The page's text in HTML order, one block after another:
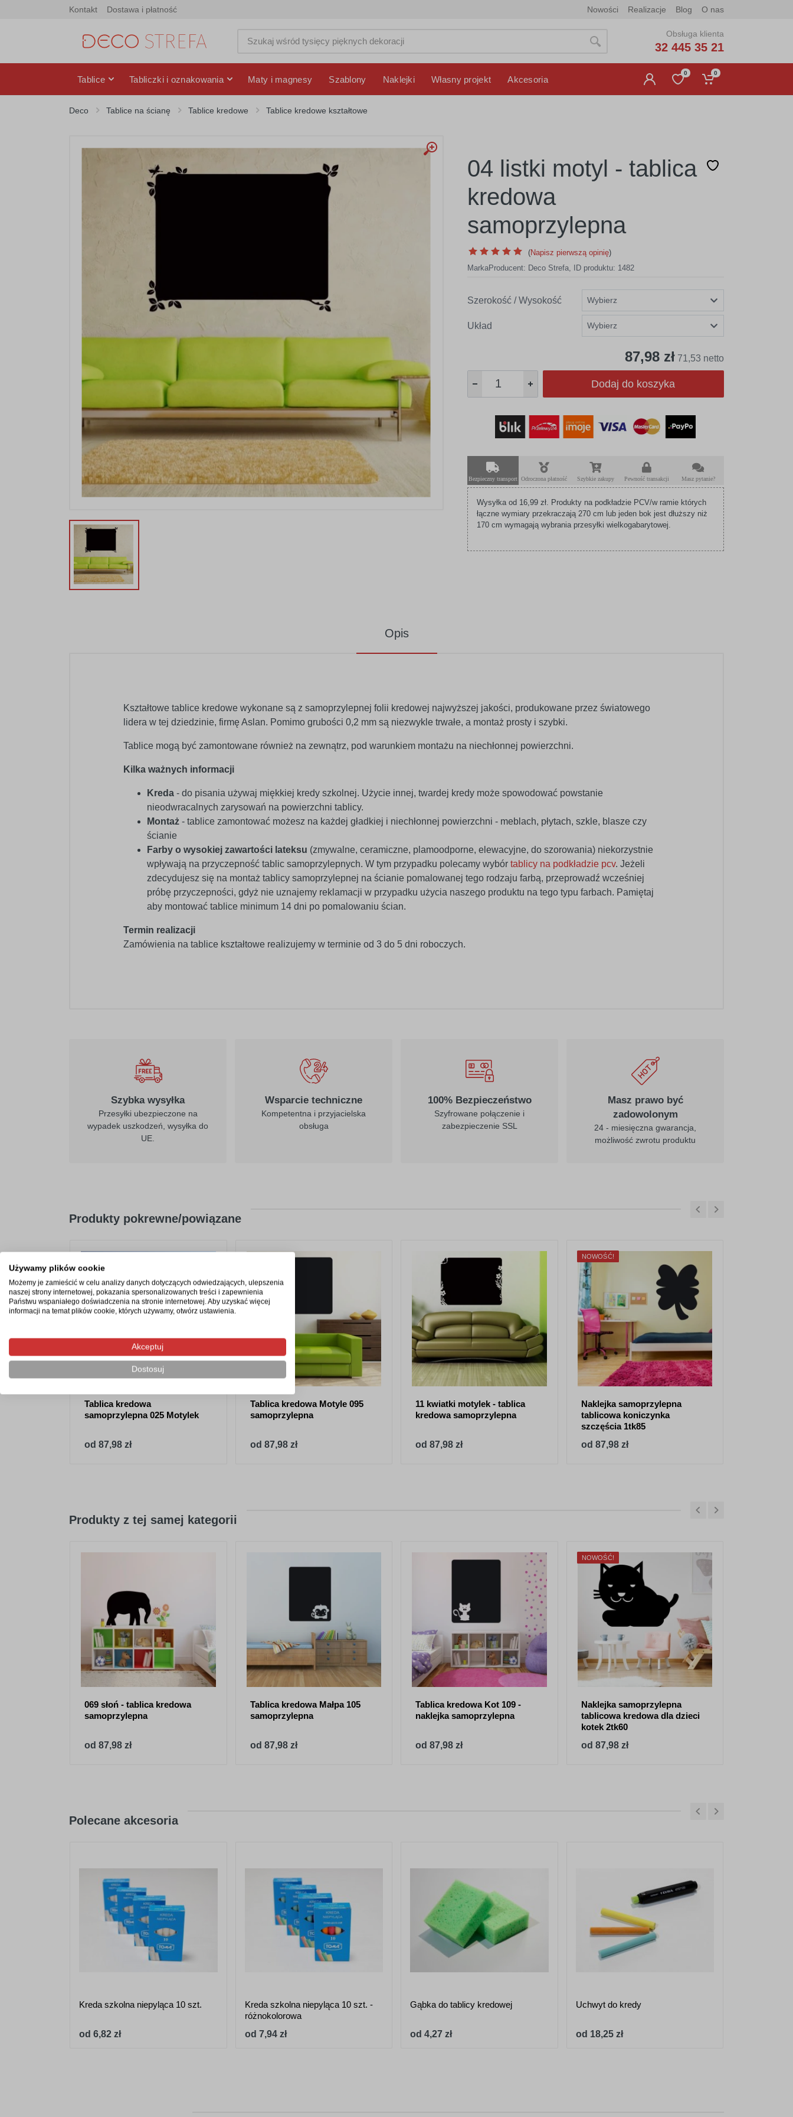
Kontakt Dostawa i płatność Nowości Realizacje Blog O nas
Obsługa klienta
32 445 35 21
Tablice Tabliczki i oznakowania Maty i magnesy Szablony Naklejki Własny projekt Akcesoria
0 0
Deco Tablice na ścianę Tablice kredowe Tablice kredowe kształtowe
04 listki motyl - tablica
kredowa
samoprzylepna
(Napisz pierwszą opinię)
MarkaProducent: Deco Strefa, ID produktu: 1482
Szerokość / Wysokość
Układ
87,98 zł 71,53 netto
Dodaj do koszyka
Bezpieczny transport Odroczona płatność Szybkie zakupy Pewność transakcji Masz pytanie?
Wysyłka od 16,99 zł. Produkty na podkładzie PCV/w ramie których
łączne wymiary przekraczają 270 cm lub jeden bok jest dłuższy niż
170 cm wymagają wybrania przesyłki wielkogabarytowej.
Opis
Kształtowe tablice kredowe wykonane są z samoprzylepnej folii kredowej najwyższej jakości, produkowane przez światowego
lidera w tej dziedzinie, firmę Aslan. Pomimo grubości 0,2 mm są niezwykle trwałe, a montaż prosty i szybki.
Tablice mogą być zamontowane również na zewnątrz, pod warunkiem montażu na niechłonnej powierzchni.
Kilka ważnych informacji
Kreda - do pisania używaj miękkiej kredy szkolnej. Użycie innej, twardej kredy może spowodować powstanie
nieodwracalnych zarysowań na powierzchni tablicy.
Montaż - tablice zamontować możesz na każdej gładkiej i niechłonnej powierzchni - meblach, płytach, szkle, blasze czy
ścianie
Farby o wysokiej zawartości lateksu (zmywalne, ceramiczne, plamoodporne, elewacyjne, do szorowania) niekorzystnie
wpływają na przyczepność tablic samoprzylepnych. W tym przypadku polecamy wybór tablicy na podkładzie pcv. Jeżeli
zdecydujesz się na montaż tablicy samoprzylepnej na ścianie pomalowanej tego rodzaju farbą, przeprowadź wcześniej
próbę przyczepności, gdyż nie uznajemy reklamacji w przypadku użycia naszego produktu na tego typu farbach. Pamiętaj
aby montować tablice minimum 14 dni po pomalowaniu ścian.
Termin realizacji
Zamówienia na tablice kształtowe realizujemy w terminie od 3 do 5 dni roboczych.
Szybka wysyłka
Przesyłki ubezpieczone na
wypadek uszkodzeń, wysyłka do
UE.
Wsparcie techniczne
Kompetentna i przyjacielska
obsługa
100% Bezpieczeństwo
Szyfrowane połączenie i
zabezpieczenie SSL
Masz prawo być
zadowolonym
24 - miesięczna gwarancja,
możliwość zwrotu produktu
Produkty pokrewne/powiązane
Tablica kredowa
samoprzylepna 025 Motylek
od 87,98 zł
Tablica kredowa Motyle 095
samoprzylepna
od 87,98 zł
11 kwiatki motylek - tablica
kredowa samoprzylepna
od 87,98 zł
NOWOŚĆ!
Naklejka samoprzylepna
tablicowa koniczynka
szczęścia 1tk85
od 87,98 zł
Produkty z tej samej kategorii
069 słoń - tablica kredowa
samoprzylepna
od 87,98 zł
Tablica kredowa Małpa 105
samoprzylepna
od 87,98 zł
Tablica kredowa Kot 109 -
naklejka samoprzylepna
od 87,98 zł
NOWOŚĆ!
Naklejka samoprzylepna
tablicowa kredowa dla dzieci
kotek 2tk60
od 87,98 zł
Polecane akcesoria
Kreda szkolna niepyląca 10 szt.
od 6,82 zł
Kreda szkolna niepyląca 10 szt. -
różnokolorowa
od 7,94 zł
Gąbka do tablicy kredowej
od 4,27 zł
Uchwyt do kredy
od 18,25 zł
Używamy plików cookie
Możemy je zamieścić w celu analizy danych dotyczących odwiedzających, ulepszenia
naszej strony internetowej, pokazania spersonalizowanych treści i zapewnienia
Państwu wspaniałego doświadczenia na stronie internetowej. Aby uzyskać więcej
informacji na temat plików cookie, których używamy, otwórz ustawienia.
Akceptuj
Dostosuj